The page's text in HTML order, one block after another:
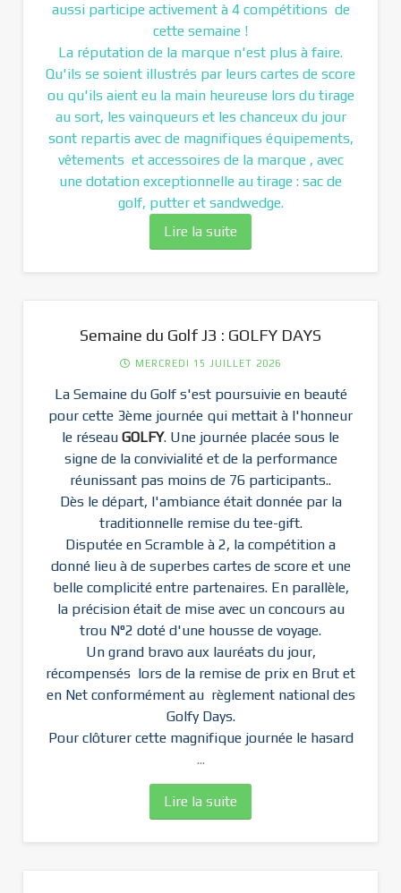
aussi participe activement à 4 compétitions de
cette semaine !
La réputation de la marque n'est plus à faire.
Qu'ils se soient illustrés par leurs cartes de score
ou qu'ils aient eu la main heureuse lors du tirage
au sort, les vainqueurs et les chanceux du jour
sont repartis avec de magnifiques équipements,
vêtements et accessoires de la marque , avec
une dotation exceptionnelle au tirage : sac de
golf, putter et sandwedge.
Lire la suite
Semaine du Golf J3 : GOLFY DAYS
MERCREDI 15 JUILLET 2026
La Semaine du Golf s'est poursuivie en beauté
pour cette 3ème journée qui mettait à l'honneur
le réseau GOLFY. Une journée placée sous le
signe de la convivialité et de la performance
réunissant pas moins de 76 participants..
Dès le départ, l'ambiance était donnée par la
traditionnelle remise du tee-gift.
Disputée en Scramble à 2, la compétition a
donné lieu à de superbes cartes de score et une
belle complicité entre partenaires. En parallèle,
la précision était de mise avec un concours au
trou N°2 doté d'une housse de voyage.
Un grand bravo aux lauréats du jour,
récompensés lors de la remise de prix en Brut et
en Net conformément au règlement national des
Golfy Days.
Pour clôturer cette magnifique journée le hasard
...
Lire la suite